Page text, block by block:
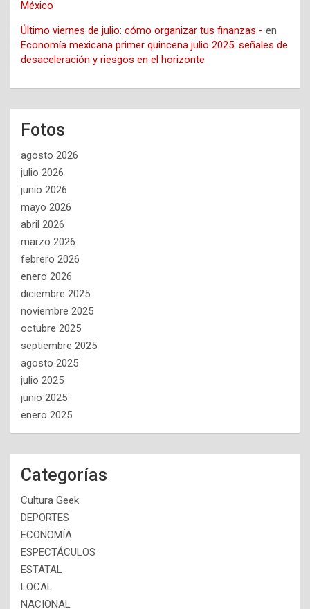
México
Último viernes de julio: cómo organizar tus finanzas - en
Economía mexicana primer quincena julio 2025: señales de
desaceleración y riesgos en el horizonte
Fotos
agosto 2026
julio 2026
junio 2026
mayo 2026
abril 2026
marzo 2026
febrero 2026
enero 2026
diciembre 2025
noviembre 2025
octubre 2025
septiembre 2025
agosto 2025
julio 2025
junio 2025
enero 2025
Categorías
Cultura Geek
DEPORTES
ECONOMÍA
ESPECTÁCULOS
ESTATAL
LOCAL
NACIONAL